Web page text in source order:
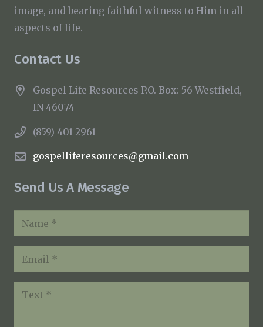
image, and bearing faithful witness to Him in all
aspects of life.
Contact Us
Gospel Life Resources P.O. Box: 56 Westfield,
IN 46074
(859) 401 2961
gospelliferesources@gmail.com
Send Us A Message